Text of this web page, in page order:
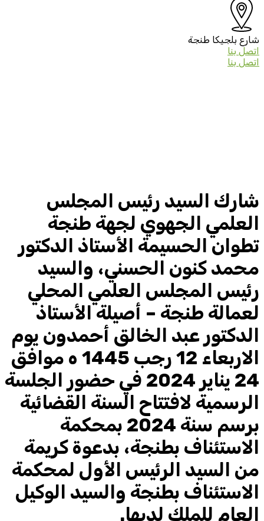
شارع بلجيكا طنجة
اتصل بنا
اتصل بنا
شارك السيد رئيس المجلس
العلمي الجهوي لجهة طنجة
تطوان الحسيمة الأستاذ الدكتور
محمد كنون الحسني، والسيد
رئيس المجلس العلمي المحلي
لعمالة طنجة – أصيلة الأستاذ
الدكتور عبد الخالق أحمدون يوم
الاربعاء 12 رجب 1445 ه موافق
24 يناير 2024 في حضور الجلسة
الرسمية لافتتاح السنة القضائية
برسم سنة 2024 بمحكمة
الاستئناف بطنجة، بدعوة كريمة
من السيد الرئيس الأول لمحكمة
الاستئناف بطنجة والسيد الوكيل
العام للملك لديها.